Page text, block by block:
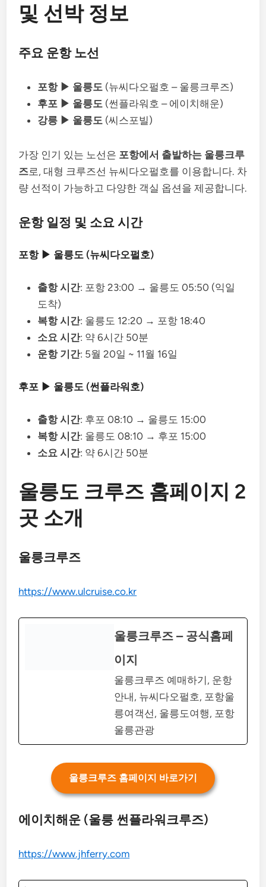
및 선박 정보
주요 운항 노선
포항 ▶ 울릉도 (뉴씨다오펄호 – 울릉크루즈)
후포 ▶ 울릉도 (썬플라워호 – 에이치해운)
강릉 ▶ 울릉도 (씨스포빌)
가장 인기 있는 노선은 포항에서 출발하는 울릉크루
즈로, 대형 크루즈선 뉴씨다오펄호를 이용합니다. 차
량 선적이 가능하고 다양한 객실 옵션을 제공합니다.
운항 일정 및 소요 시간
포항 ▶ 울릉도 (뉴씨다오펄호)
출항 시간: 포항 23:00 → 울릉도 05:50 (익일
도착)
복항 시간: 울릉도 12:20 → 포항 18:40
소요 시간: 약 6시간 50분
운항 기간: 5월 20일 ~ 11월 16일
후포 ▶ 울릉도 (썬플라워호)
출항 시간: 후포 08:10 → 울릉도 15:00
복항 시간: 울릉도 08:10 → 후포 15:00
소요 시간: 약 6시간 50분
울릉도 크루즈 홈페이지 2
곳 소개
울릉크루즈
https://www.ulcruise.co.kr
울릉크루즈 – 공식홈페
이지
울릉크루즈 예매하기, 운항
안내, 뉴씨다오펄호, 포항울
릉여객선, 울릉도여행, 포항
울릉관광
울릉크루즈 홈페이지 바로가기
에이치해운 (울릉 썬플라워크루즈)
https://www.jhferry.com